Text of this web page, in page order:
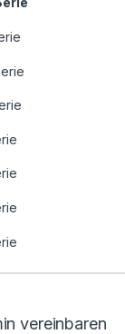
vereinbaren